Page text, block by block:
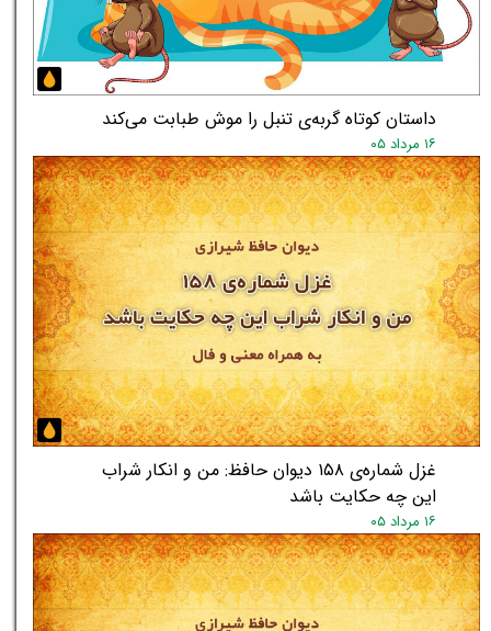
★★
داستان کوتاه گربه‌ی تنبل را موش طبابت می‌کند
۱۶ مرداد ۰۵
غزل شماره‌ی ۱۵۸ دیوان حافظ: من و انکار شراب
این چه حکایت باشد
۱۶ مرداد ۰۵